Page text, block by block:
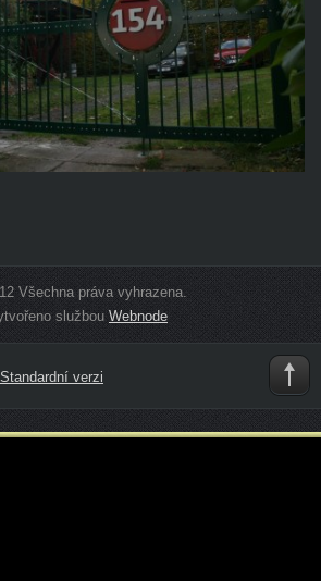
Všechna práva vyhrazena.
službou Webnode
Standardní verzi